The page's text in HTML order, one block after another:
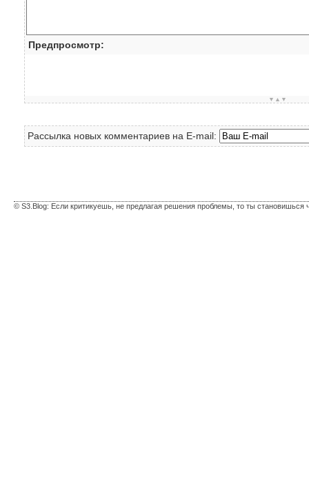
Предпросмотр:
▼▲▼
Рассылка новых комментариев на E-mail:
© S3.Blog: Если критикуешь, не предлагая решения проблемы, то ты становишься